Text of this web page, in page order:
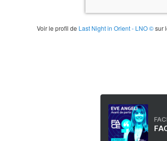
Voir le profil de Last Night in Orient - LNO ©sur